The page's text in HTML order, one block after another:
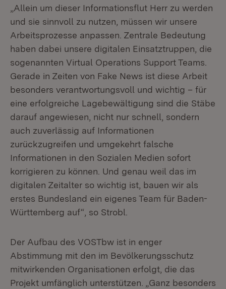
„Allein um dieser Informationsflut Herr zu werden
und sie sinnvoll zu nutzen, müssen wir unsere
Arbeitsprozesse anpassen. Zentrale Bedeutung
haben dabei unsere digitalen Einsatztruppen, die
sogenannten Virtual Operations Support Teams.
Gerade in Zeiten von Fake News ist diese Arbeit
besonders verantwortungsvoll und wichtig – für
eine erfolgreiche Lagebewältigung sind die Stäbe
darauf angewiesen, nicht nur schnell, sondern
auch zuverlässig auf Informationen
zurückzugreifen und umgekehrt falsche
Informationen in den Sozialen Medien sofort
korrigieren zu können. Und genau weil das im
digitalen Zeitalter so wichtig ist, bauen wir als
erstes Bundesland ein eigenes Team für Baden-
Württemberg auf“, so Strobl.
Der Aufbau des VOSTbw ist in enger
Abstimmung mit den im Bevölkerungsschutz
mitwirkenden Organisationen erfolgt, die das
Projekt umfänglich unterstützen. „Ganz besonders